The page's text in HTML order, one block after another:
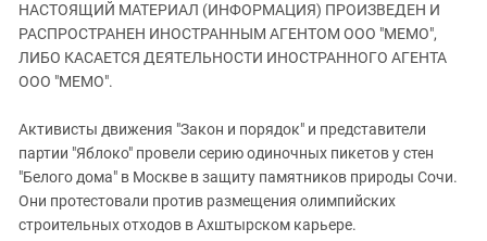
Российская Федерация
Ростовская область
Северная Осетия - Алания
Ставропольский край
Чечня
Южная Осетия
НАСТОЯЩИЙ МАТЕРИАЛ (ИНФОРМАЦИЯ) ПРОИЗВЕДЕН И
РАСПРОСТРАНЕН ИНОСТРАННЫМ АГЕНТОМ ООО "МЕМО",
ЛИБО КАСАЕТСЯ ДЕЯТЕЛЬНОСТИ ИНОСТРАННОГО АГЕНТА
ООО "МЕМО".
Активисты движения "Закон и порядок" и представители
партии "Яблоко" провели серию одиночных пикетов у стен
"Белого дома" в Москве в защиту памятников природы Сочи.
Они протестовали против размещения олимпийских
строительных отходов в Ахштырском карьере.